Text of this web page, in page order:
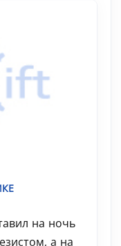
на ночь
а на